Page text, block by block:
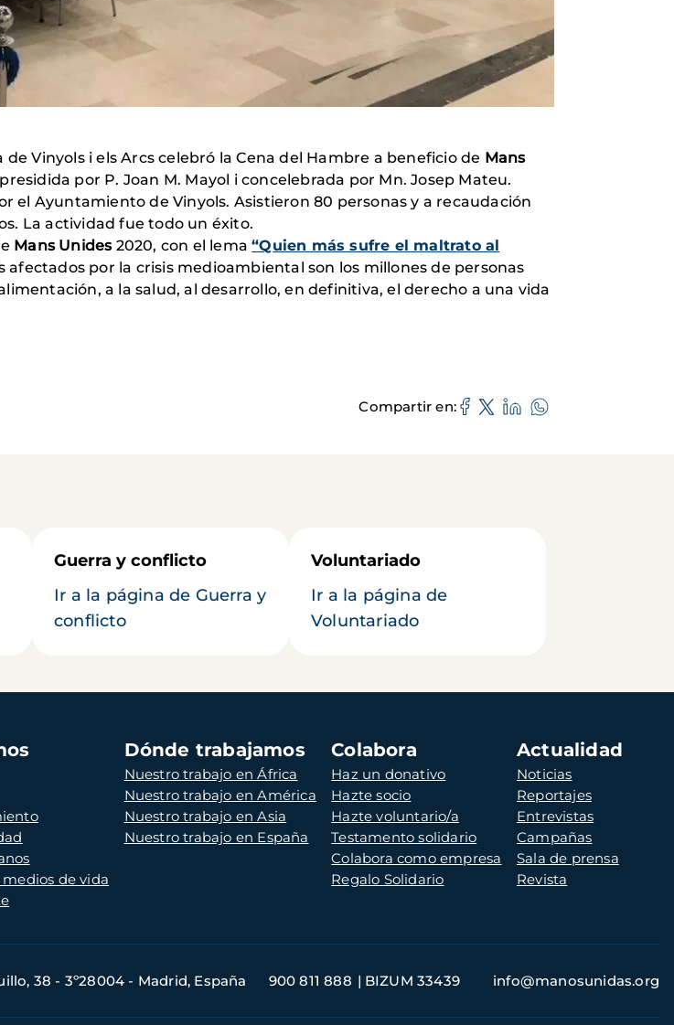
Vinyols i els Arcs celebró la Cena del Hambre a beneficio de Mans
por P. Joan M. Mayol i concelebrada por Mn. Josep Mateu.
el Ayuntamiento de Vinyols. Asistieron 80 personas y a recaudación
La actividad fue todo un éxito.
Mans Unides2020, con el lema“Quien más sufre el maltrato al
por la crisis medioambiental son los millones de personas
a la salud, al desarrollo, en definitiva, el derecho a una vida
Compartir en
Guerra y conflicto
Ir a la página de Guerra y
conflicto
Voluntariado
Ir a la página de
Voluntariado
de vida
Dónde trabajamos
Nuestro trabajo en África
Nuestro trabajo en América
Nuestro trabajo en Asia
Nuestro trabajo en España
Colabora
Haz un donativo
Hazte socio
Hazte voluntario/a
Testamento solidario
Colabora como empresa
Regalo Solidario
Actualidad
Noticias
Reportajes
Entrevistas
Campañas
Sala de prensa
Revista
38 - 3º28004 - Madrid, España 900 811 888 BIZUM 33439 info@manosunidas.org